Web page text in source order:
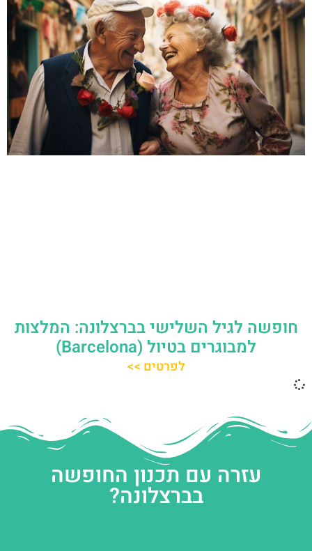
חופשה לגיל השלישי בברצלונה: המלצות
למבוגרים בטיול (Barcelona)
לפרטים >>
עזרה עם תכנון החופשה
בברצלונה?